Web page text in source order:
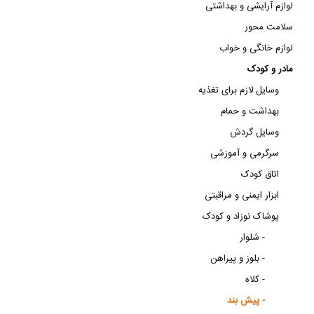
لوازم آرایشی و بهداشتی
سلامت محور
لوازم خانگی و خواب
مادر و کودک
وسایل لازم برای تغذیه
بهداشت و حمام
وسایل گردش
سرگرمی و آموزشی
اتاق کودک
ابزار ایمنی و مراقبتی
پوشاک نوزاد و کودک
شلوار -
بلوز و پیراهن -
کلاه -
پیش بند -